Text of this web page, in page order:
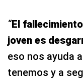
“El
joven es
eso nos ayuda
tenemos y a